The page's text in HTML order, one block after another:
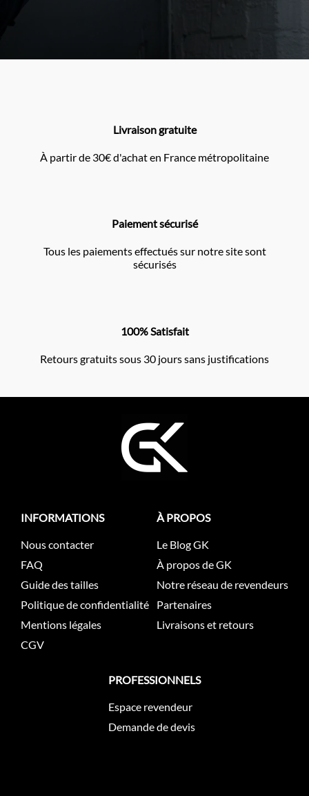
Livraison gratuite
À partir de 30€ d'achat en France métropolitaine
Paiement sécurisé
Tous les paiements effectués sur notre site sont
sécurisés
100% Satisfait
Retours gratuits sous 30 jours sans justifications
INFORMATIONS
Nous contacter
FAQ
Guide des tailles
Politique de confidentialité
Mentions légales
CGV
À PROPOS
Le Blog GK
À propos de GK
Notre réseau de revendeurs
Partenaires
Livraisons et retours
PROFESSIONNELS
Espace revendeur
Demande de devis